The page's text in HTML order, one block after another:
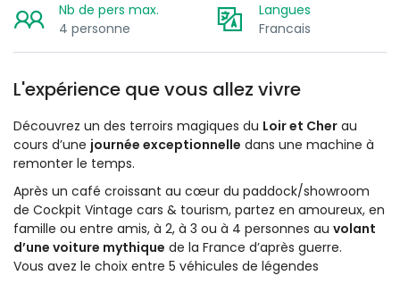
Nb de pers max.
4 personne
Langues
Francais
L'expérience que vous allez vivre
Découvrez un des terroirs magiques du Loir et Cher au
cours d’une journée exceptionnelle dans une machine à
remonter le temps.
Après un café croissant au cœur du paddock/showroom
de Cockpit Vintage cars & tourism, partez en amoureux, en
famille ou entre amis, à 2, à 3 ou à 4 personnes au volant
d’une voiture mythique de la France d’après guerre.
Vous avez le choix entre 5 véhicules de légendes